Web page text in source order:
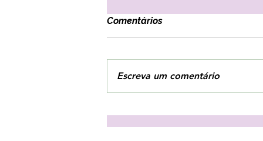
3 estratégias para combater
o vazio interior!
Comentários
Escreva um comentário